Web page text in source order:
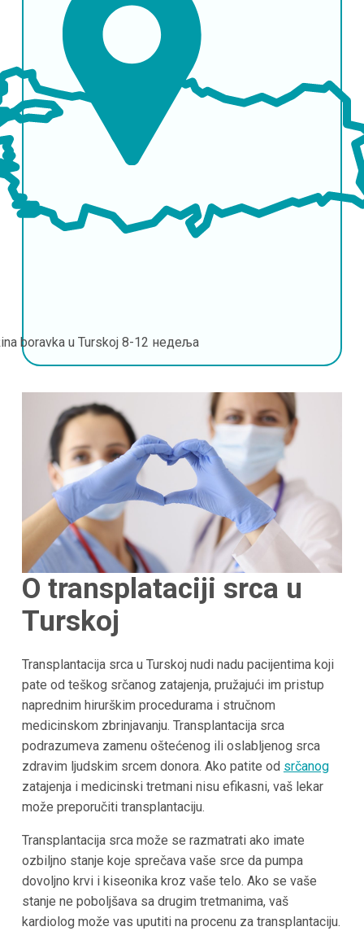
boravka u Turskoj 8-12 недеља
O transplataciji srca u
Turskoj
Transplantacija srca u Turskoj nudi nadu pacijentima koji
pate od teškog srčanog zatajenja, pružajući im pristup
naprednim hirurškim procedurama i stručnom
medicinskom zbrinjavanju. Transplantacija srca
podrazumeva zamenu oštećenog ili oslabljenog srca
zdravim ljudskim srcem donora. Ako patite od srčanog
zatajenja i medicinski tretmani nisu efikasni, vaš lekar
može preporučiti transplantaciju.
Transplantacija srca može se razmatrati ako imate
ozbiljno stanje koje sprečava vaše srce da pumpa
dovoljno krvi i kiseonika kroz vaše telo. Ako se vaše
stanje ne poboljšava sa drugim tretmanima, vaš
kardiolog može vas uputiti na procenu za transplantaciju.